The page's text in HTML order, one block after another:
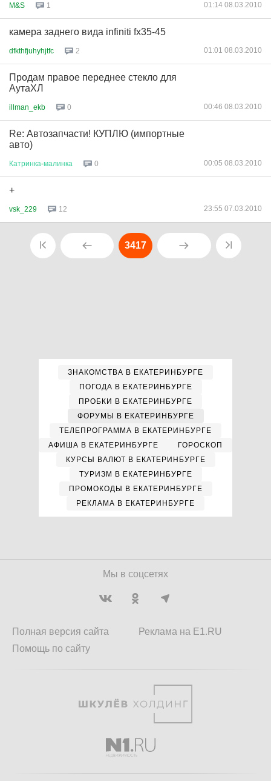
M&S 1 01:14 08.03.2010
камера заднего вида infiniti fx35-45
dfkthfjuhyhjtfc 2 01:01 08.03.2010
Продам правое переднее стекло для
АутаХЛ
illman_ekb 0 00:46 08.03.2010
Re: Автозапчасти! КУПЛЮ (импортные
авто)
Катринка-малинка 0 00:05 08.03.2010
+
vsk_229 12 23:55 07.03.2010
3417
ЗНАКОМСТВА В ЕКАТЕРИНБУРГЕ
ПОГОДА В ЕКАТЕРИНБУРГЕ
ПРОБКИ В ЕКАТЕРИНБУРГЕ
ФОРУМЫ В ЕКАТЕРИНБУРГЕ
ТЕЛЕПРОГРАММА В ЕКАТЕРИНБУРГЕ
АФИША В ЕКАТЕРИНБУРГЕ
ГОРОСКОП
КУРСЫ ВАЛЮТ В ЕКАТЕРИНБУРГЕ
ТУРИЗМ В ЕКАТЕРИНБУРГЕ
ПРОМОКОДЫ В ЕКАТЕРИНБУРГЕ
РЕКЛАМА В ЕКАТЕРИНБУРГЕ
Мы в соцсетях
Полная версия сайта
Помощь по сайту
Реклама на E1.RU